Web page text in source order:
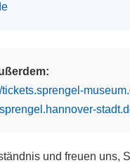
tickets.sprengel-
und freuen